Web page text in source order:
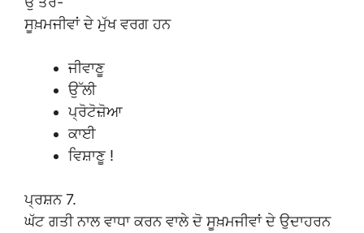
ਸੂਖ਼ਮਜੀਵਾਂ ਦੇ ਮੁੱਖ ਵਰਗ ਹਨ
ਜੀਵਾਣੂ
ਉੱਲੀ
ਪ੍ਰੋਟੋਜ਼ੋਆ
ਕਾਈ
ਵਿਸ਼ਾਣੂ !
ਪ੍ਰਸ਼ਨ 7.
ਘੱਟ ਗਤੀ ਨਾਲ ਵਾਧਾ ਕਰਨ ਵਾਲੇ ਦੋ ਸੂਖ਼ਮਜੀਵਾਂ ਦੇ ਉਦਾਹਰਨ